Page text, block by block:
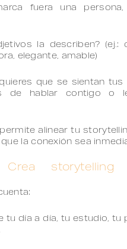
fuera una persona,
la describen? (ej.:
elegante, amable)
que se sientan tus
de hablar contigo o
alinear tu
la conexión sea
storytelling
tu día a día, tu estudio, tu